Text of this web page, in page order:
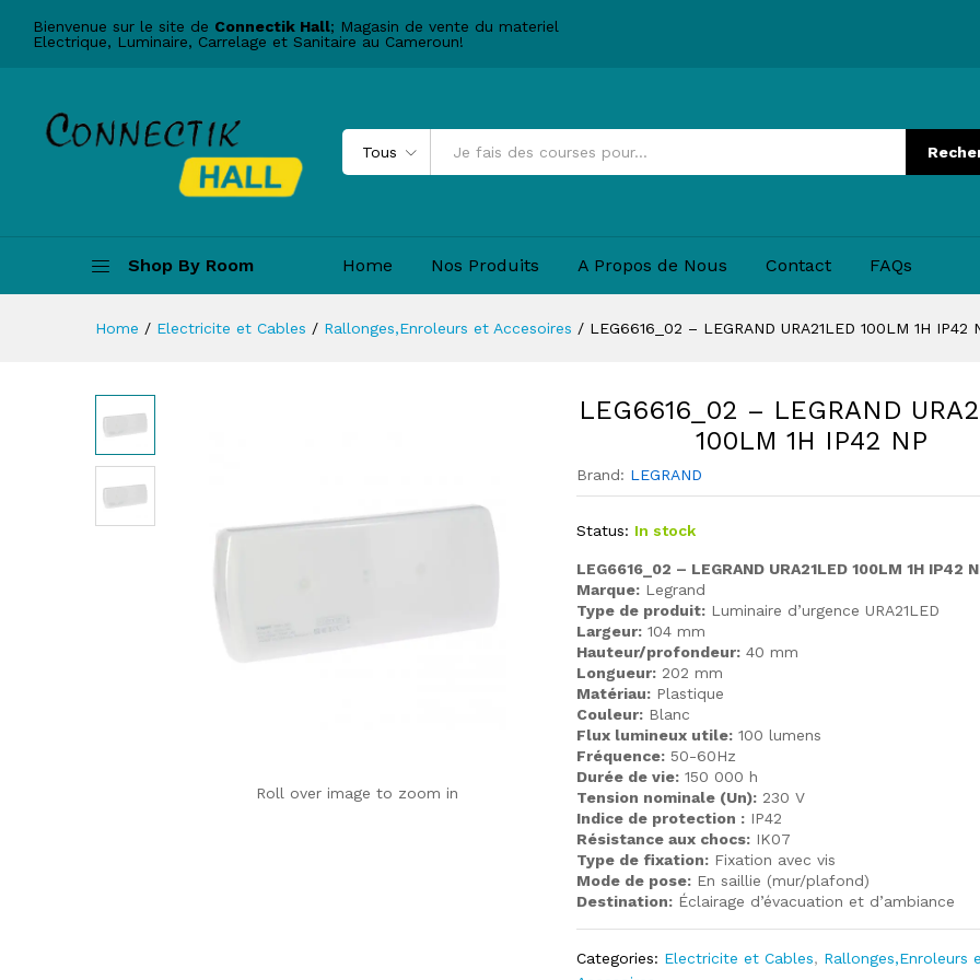
Bienvenue sur le site de Connectik Hall; Magasin de vente du materiel
Electrique, Luminaire, Carrelage et Sanitaire au Cameroun!
Tous
Shop By Room Home Nos Produits A Propos de Nous Contact FAQs
Home / Electricite et Cables / Rallonges,Enroleurs et Accesoires / LEG6616_02 – LEGRAND URA21LED 100LM 1H IP42
Roll over image to zoom in
LEG6616_02 – LEGRAND
100LM 1H IP42 NP
Brand: LEGRAND
Status: In stock
LEG6616_02 – LEGRAND URA21LED 100LM 1H IP42
Marque:Legrand
Type de produit:Luminaire d’urgence URA21LED
Largeur:104 mm
Hauteur/profondeur:40 mm
Longueur:202 mm
Matériau:Plastique
Couleur:Blanc
Flux lumineux utile:100 lumens
Fréquence:50-60Hz
Durée de vie:150 000 h
Tension nominale (Un):230 V
Indice de protection :IP42
Résistance aux chocs:IK07
Type de fixation:Fixation avec vis
Mode de pose:En saillie (mur/plafond)
Destination:Éclairage d’évacuation et d’ambiance
Categories: Electricite et Cables, Rallonges,Enroleurs
Description